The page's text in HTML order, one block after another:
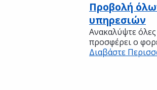
Προβολή
υπηρεσιών
Ανακαλύψτε
προσφέρει ο
Διαβάστε